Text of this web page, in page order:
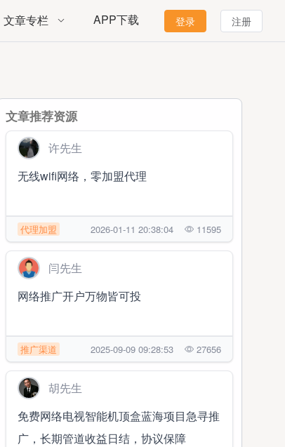
文章专栏 APP下载 登录 注册
文章推荐资源
许先生
无线wifi网络，零加盟代理
代理加盟 2026-01-11 20:38:04 11595
闫先生
网络推广开户万物皆可投
推广渠道 2025-09-09 09:28:53 27656
胡先生
免费网络电视智能机顶盒蓝海项目急寻推
广，长期管道收益日结，协议保障